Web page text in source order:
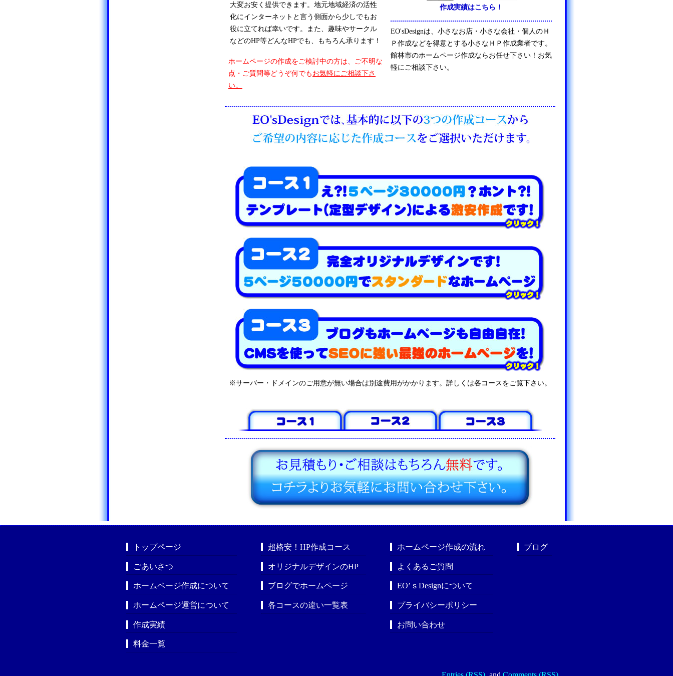
大変お安く提供できます。地元地域経済の活性
化にインターネットと言う側面から少しでもお
役に立てれば幸いです。また、趣味やサークル
などのHP等どんなHPでも、もちろん承ります！
ホームページの作成をご検討中の方は、ご不明な
点・ご質問等どうぞ何でもお気軽にご相談下さ
い。
作成実績はこちら！
EO'sDesignは、小さなお店・小さな会社・個人のＨ
Ｐ作成などを得意とする小さなＨＰ作成業者です。
館林市のホームページ作成ならお任せ下さい！お気
軽にご相談下さい。
※サーバー・ドメインのご用意が無い場合は別途費用がかかります。詳しくは各コースをご覧下さい。
トップページ
ごあいさつ
ホームページ作成について
ホームページ運営について
作成実績
料金一覧
超格安！HP作成コース
オリジナルデザインのHP
ブログでホームページ
各コースの違い一覧表
ホームページ作成の流れ
よくあるご質問
EO’ｓDesignについて
プライバシーポリシー
お問い合わせ
ブログ